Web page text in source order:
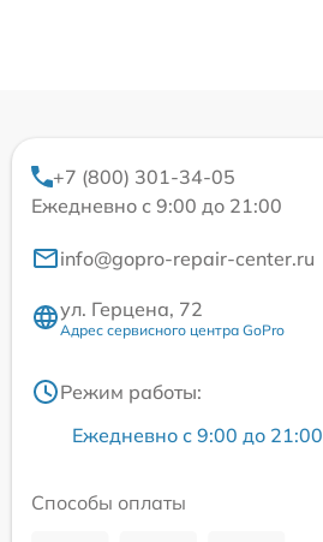
+7 (800) 301-34-05
Ежедневно с 9:00 до 21:00
info@gopro-repair-center.ru
ул. Герцена, 72
Адрес сервисного центра GoPro
Режим работы:
Ежедневно с 9:00 до 21:00
Способы оплаты